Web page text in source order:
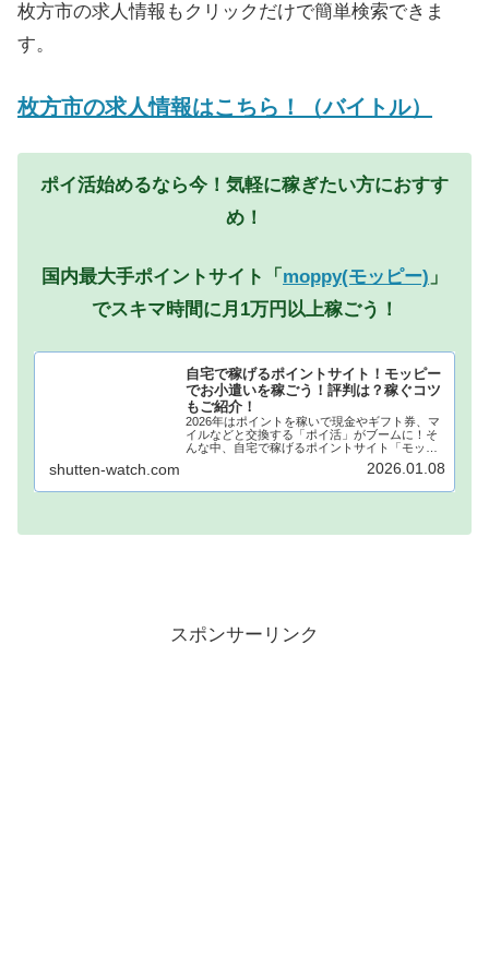
枚方市の求人情報もクリックだけで簡単検索できま
す。
枚方市の求人情報はこちら！（バイトル）
ポイ活始めるなら今！気軽に稼ぎたい方におすす
め！
国内最大手ポイントサイト「 moppy(モッピー) 」
でスキマ時間に月1万円以上稼ごう！
自宅で稼げるポイントサイト！モッピー
でお小遣いを稼ごう！評判は？稼ぐコツ
もご紹介！
2026年はポイントを稼いで現金やギフト券、マ
イルなどと交換する「ポイ活」がブームに！そ
んな中、自宅で稼げるポイントサイト「モッピ
ー」が注目されています！モッピーに登録し、
自宅でポイントを稼げば、あなたも月1万円稼ぐ
shutten-watch.com 2026.01.08
スポンサーリンク